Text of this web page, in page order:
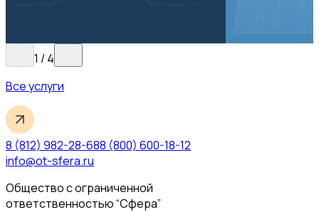
1 /4
Все услуги
8 (812) 982-28-688 (800) 600-18-12
info@ot-sfera.ru
Общество с ограниченной
ответственностью “Сфера”